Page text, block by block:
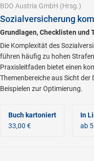
BDO Austria GmbH (Hrsg.)
Sozialversicherung
Grundlagen, Checklisten und
Die Komplexität des
führen häufig zu hohen
Praxisleitfaden bietet einen
Themenbereiche aus Sicht der
Beispielen zur Optimierung.
Buch kartoniert
33,00 €
In
ab